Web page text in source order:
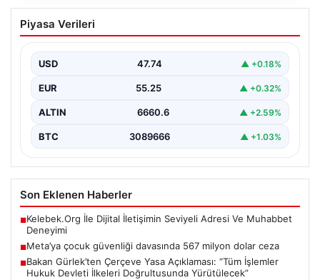
Meta’ya çocuk güvenliği davasında 567
milyon dolar ceza
Piyasa Verileri
USD 47.74 ▲ +0.18%
EUR 55.25 ▲ +0.32%
ALTIN 6660.6 ▲ +2.59%
BTC 3089666 ▲ +1.03%
Son Eklenen Haberler
■Kelebek.Org İle Dijital İletişimin Seviyeli Adresi Ve Muhabbet
Deneyimi
■Meta’ya çocuk güvenliği davasında 567 milyon dolar ceza
■Bakan Gürlek’ten Çerçeve Yasa Açıklaması: “Tüm İşlemler
Hukuk Devleti İlkeleri Doğrultusunda Yürütülecek”